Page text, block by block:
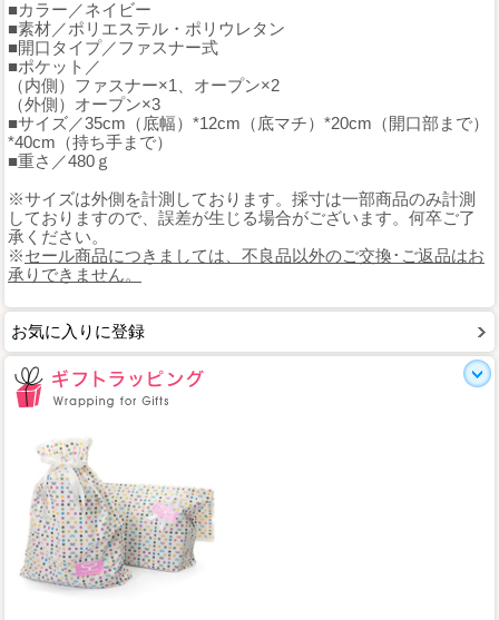
■カラー／ネイビー
■素材／ポリエステル・ポリウレタン
■開口タイプ／ファスナー式
■ポケット／
（内側）ファスナー×1、オープン×2
（外側）オープン×3
■サイズ／35cm（底幅）*12cm（底マチ）*20cm（開口部まで）
*40cm（持ち手まで）
■重さ／480ｇ
※サイズは外側を計測しております。採寸は一部商品のみ計測
しておりますので、誤差が生じる場合がございます。何卒ご了
承ください。
※セール商品につきましては、不良品以外のご交換･ご返品はお
承りできません。
お気に入りに登録